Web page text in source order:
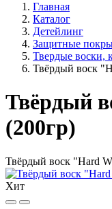
Главная
Каталог
Детейлинг
Защитные
Твердые воски,
Твёрдый воск
Твёрдый
(200гр)
Твёрдый воск "Hard
Хит